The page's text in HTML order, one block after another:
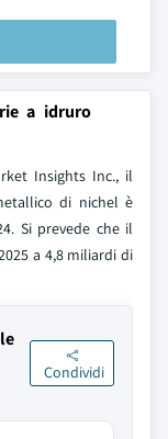
a idruro
Insights Inc., il
di nichel è
Si prevede che il
a 4,8 miliardi di
Condividi